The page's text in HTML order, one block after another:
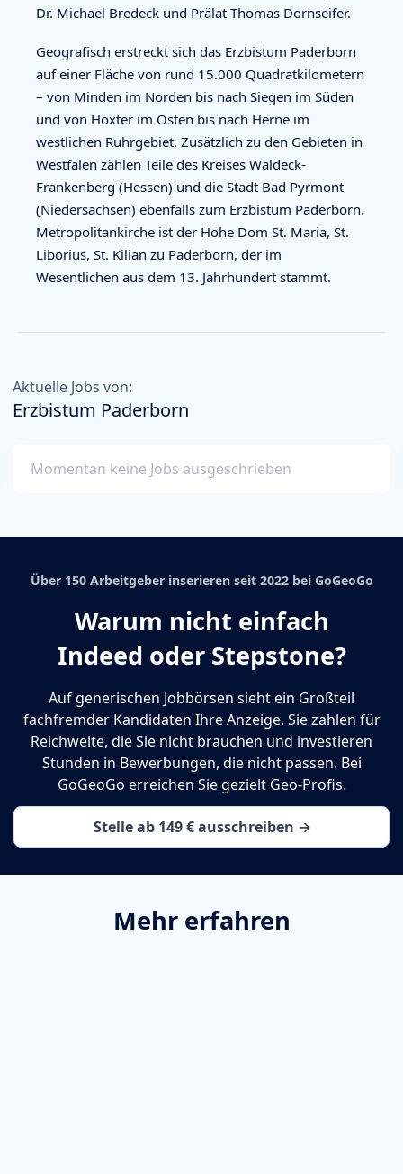
Dr. Michael Bredeck und Prälat Thomas Dornseifer.
Geografisch erstreckt sich das Erzbistum Paderborn
auf einer Fläche von rund 15.000 Quadratkilometern
– von Minden im Norden bis nach Siegen im Süden
und von Höxter im Osten bis nach Herne im
westlichen Ruhrgebiet. Zusätzlich zu den Gebieten in
Westfalen zählen Teile des Kreises Waldeck-
Frankenberg (Hessen) und die Stadt Bad Pyrmont
(Niedersachsen) ebenfalls zum Erzbistum Paderborn.
Metropolitankirche ist der Hohe Dom St. Maria, St.
Liborius, St. Kilian zu Paderborn, der im
Wesentlichen aus dem 13. Jahrhundert stammt.
Aktuelle Jobs von:
Erzbistum Paderborn
Momentan keine Jobs ausgeschrieben
Über 150 Arbeitgeber inserieren seit 2022 bei GoGeoGo
Warum nicht einfach
Indeed oder Stepstone?
Auf generischen Jobbörsen sieht ein Großteil
fachfremder Kandidaten Ihre Anzeige. Sie zahlen für
Reichweite, die Sie nicht brauchen und investieren
Stunden in Bewerbungen, die nicht passen. Bei
GoGeoGo erreichen Sie gezielt Geo-Profis.
Stelle ab 149 € ausschreiben →
Mehr erfahren